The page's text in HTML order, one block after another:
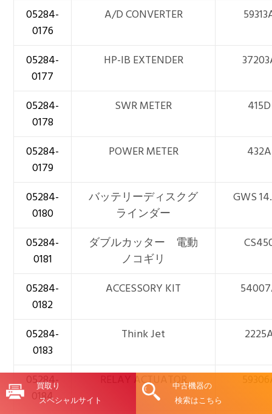
05284-
0176
A/D CONVERTER
05284-
0177
HP-IB EXTENDER
05284-
0178
SWR METER 415D
05284-
0179
POWER METER 432A
05284-
0180
バッテリーディスクグ
ラインダー
GWS
05284-
0181
ダブルカッター 電動
ノコギリ
05284-
0182
ACCESSORY KIT
05284-
0183
Think Jet
05284-
0184
RELAY ACTUATOR
買取り
スペシャルサイト
中古機器の
検索はこちら